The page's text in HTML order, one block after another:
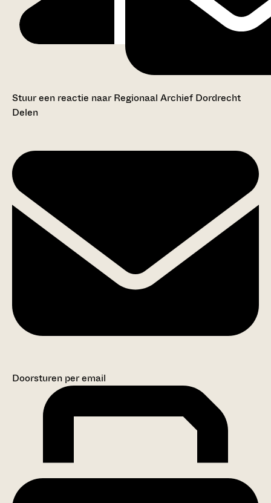
Stuur een reactie naar Regionaal Archief Dordrecht
Delen
Doorsturen per email